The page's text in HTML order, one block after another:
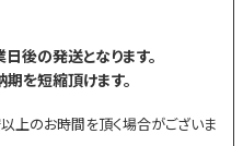
後の発送となります。
を短縮頂けます。
上のお時間を頂く場合がございま